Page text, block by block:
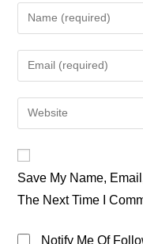
Enter
Your
Name
Or
To
Comment
Enter
Your
Email
Address
Enter
Your
URL
(optional)
Save My Name,
The Next Time I
Notify Me Of